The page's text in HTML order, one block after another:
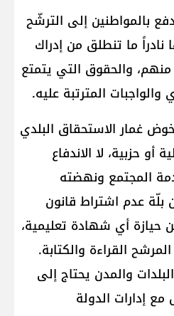
بالمواطنين إلى الترشّح
نادراً ما تنطلق من إدراك
والحقوق التي يتمتع
المترتبة عليه.
غمار الاستحقاق البلدي
أو حزبية، لا الاندفاع
المجتمع ونهضته
بلّة عدم اشتراط قانون
حيازة أي شهادة تعليمية،
القراءة والكتابة.
والمدن يحتاج إلى
إدارات الدولة